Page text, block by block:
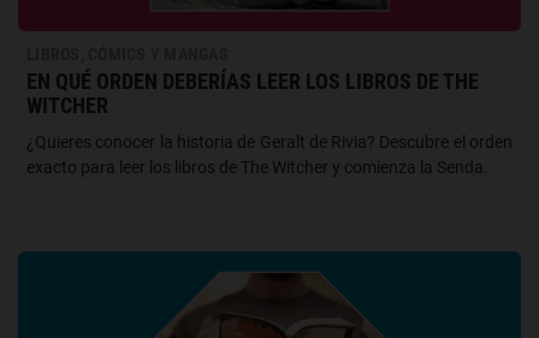
EN QUÉ ORDEN DEBERÍAS LEER LOS LIBROS DE THE
WITCHER
¿Quieres conocer la historia de Geralt de Rivia? Descubre el orden
exacto para leer los libros de The Witcher y comienza la Senda.